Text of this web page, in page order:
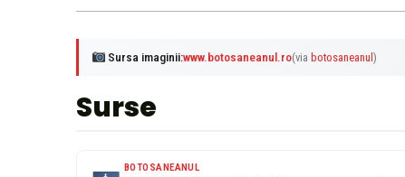
Sursa imaginii:www.botosaneanul.ro(via botosaneanul)
Surse
BOTOSANEANUL